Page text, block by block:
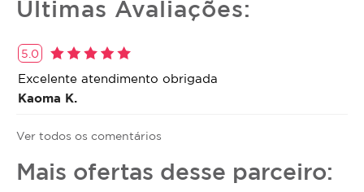
Últimas Avaliações:
5.0
Excelente atendimento obrigada
Kaoma K.
Ver todos os comentários
Mais ofertas desse parceiro: